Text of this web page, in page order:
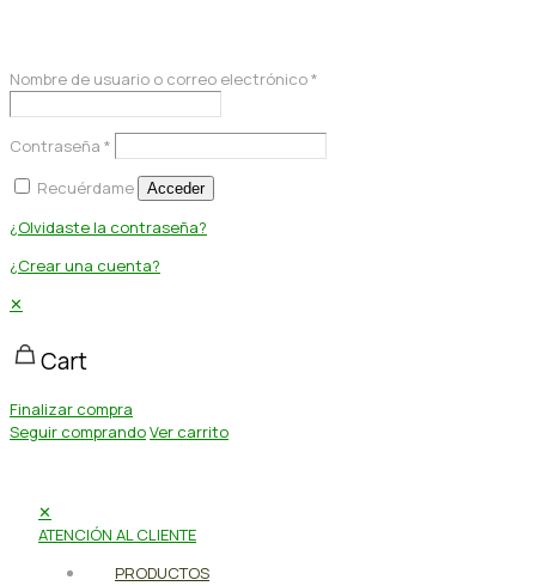
Nombre de usuario o correo electrónico*
Contraseña *
Recuérdame
Acceder
¿Olvidaste la contraseña?
¿Crear una cuenta?
✕
Cart
Finalizar compra
Seguir comprandoVer carrito
✕
ATENCIÓN AL CLIENTE
PRODUCTOS